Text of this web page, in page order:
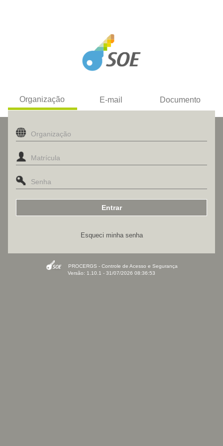
Organização E-mail Documento
Esqueci minha senha
PROCERGS - Controle de Acesso e Segurança
Versão: 1.10.1 - 31/07/2026 08:36:53